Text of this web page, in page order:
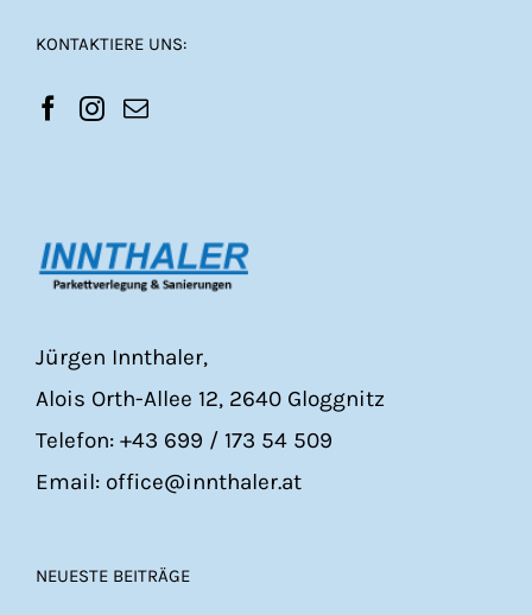
KONTAKTIERE UNS:
Jürgen Innthaler,
Alois Orth-Allee 12, 2640 Gloggnitz
Telefon: +43 699 / 173 54 509
Email: office@innthaler.at
NEUESTE BEITRÄGE